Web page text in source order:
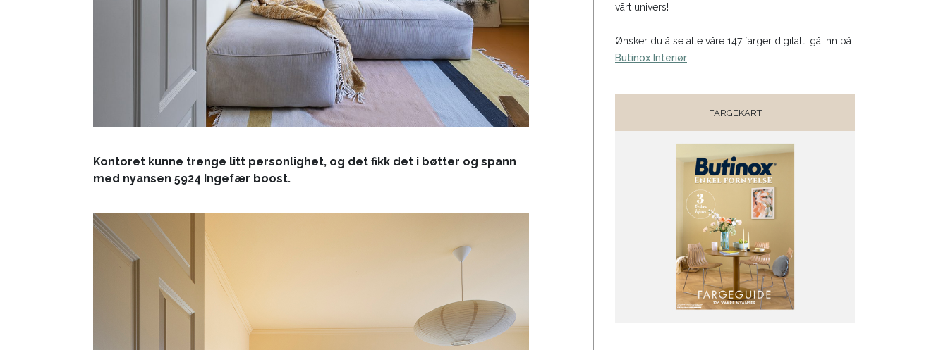
Kontoret kunne trenge litt personlighet, og det fikk det i bøtter og spann
med nyansen 5924 Ingefær boost.
vårt univers!
Ønsker du å se alle våre 147 farger digitalt, gå inn på
Butinox Interiør
FARGEKART